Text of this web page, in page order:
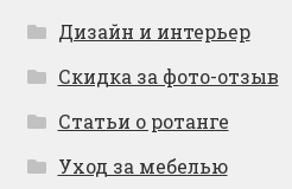
Дизайн и интерьер
Скидка за фото-отзыв
Статьи о ротанге
Уход за мебелью